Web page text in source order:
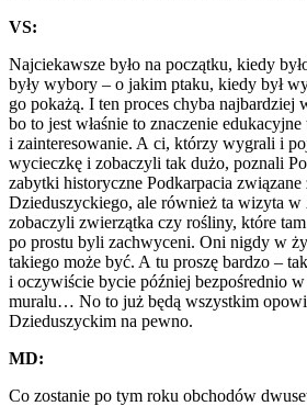
VS:
Najciekawsze było na początku, kiedy
były wybory – o jakim ptaku, kiedy był
go pokażą. I ten proces chyba najbardziej
bo to jest właśnie to znaczenie
i zainteresowanie. A ci, którzy wygrali i
wycieczkę i zobaczyli tak dużo, poznali
zabytki historyczne Podkarpacia związane
Dzieduszyckiego, ale również ta wizyta w
zobaczyli zwierzątka czy rośliny, które
po prostu byli zachwyceni. Oni nigdy w
takiego może być. A tu proszę bardzo –
i oczywiście bycie później bezpośrednio w
muralu… No to już będą wszystkim
Dzieduszyckim na pewno.
MD:
Co zostanie po tym roku obchodów